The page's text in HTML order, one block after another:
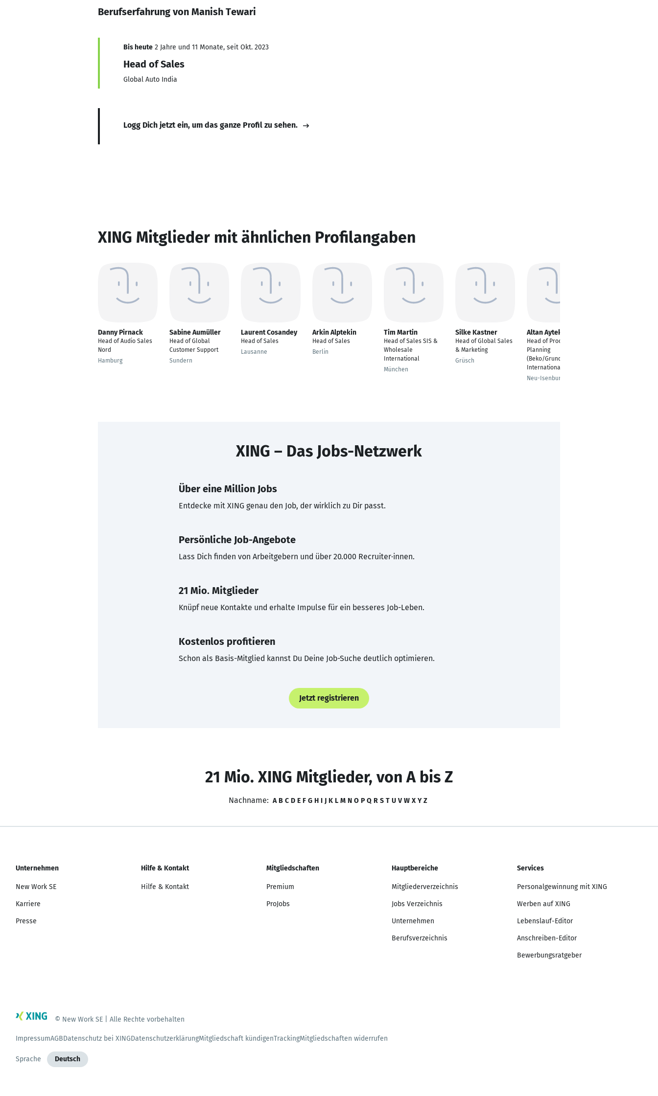
Berufserfahrung von Manish Tewari
Bis heute 2 Jahre und 11 Monate, seit Okt. 2023
Head of Sales
Global Auto India
Logg Dich jetzt ein, um das ganze Profil zu sehen.
XING Mitglieder mit ähnlichen Profilangaben
Danny Pirnack
Head of Audio Sales
Nord
Hamburg
Sabine Aumüller
Head of Global
Customer Support
Sundern
Laurent Cosandey
Head of Sales
Lausanne
Arkin Alptekin
Head of Sales
Berlin
Tim Martin
Head of Sales SIS &
Wholesale
International
München
Silke Kastner
Head of Global Sales
& Marketing
Grüsch
Altan Aytekin
Head of Product
Planning
(Beko/Grundig) &
International Sales
Neu-Isenburg
XING – Das Jobs-Netzwerk
Über eine Million Jobs
Entdecke mit XING genau den Job, der wirklich zu Dir passt.
Persönliche Job-Angebote
Lass Dich finden von Arbeitgebern und über 20.000 Recruiter·innen.
21 Mio. Mitglieder
Knüpf neue Kontakte und erhalte Impulse für ein besseres Job-Leben.
Kostenlos profitieren
Schon als Basis-Mitglied kannst Du Deine Job-Suche deutlich optimieren.
Jetzt registrieren
21 Mio. XING Mitglieder, von A bis Z
Nachname: A B C D E F G H I J K L M N O P Q R S T U V W X Y Z
Unternehmen
New Work SE
Karriere
Presse
Hilfe & Kontakt
Hilfe & Kontakt
Mitgliedschaften
Premium
ProJobs
Hauptbereiche
Mitgliederverzeichnis
Jobs Verzeichnis
Unternehmen
Berufsverzeichnis
Services
Personalgewinnung mit XING
Werben auf XING
Lebenslauf-Editor
Anschreiben-Editor
Bewerbungsratgeber
© New Work SE | Alle Rechte vorbehalten
ImpressumAGBDatenschutz bei XINGDatenschutzerklärungMitgliedschaft kündigenTrackingMitgliedschaften widerrufen
Sprache Deutsch